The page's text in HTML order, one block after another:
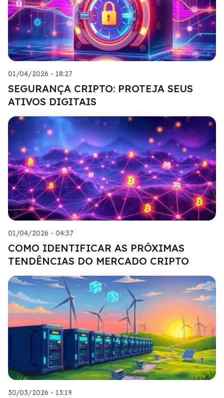
01/04/2026 - 18:27
SEGURANÇA CRIPTO: PROTEJA SEUS
ATIVOS DIGITAIS
01/04/2026 - 04:37
COMO IDENTIFICAR AS PRÓXIMAS
TENDÊNCIAS DO MERCADO CRIPTO
30/03/2026 - 13:19